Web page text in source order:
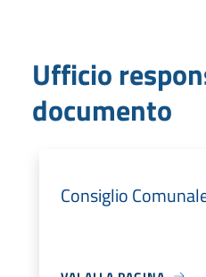
Ufficio
documento
Consiglio